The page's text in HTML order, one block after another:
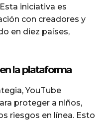
iniciativa es
con creadores y
en diez países,
la plataforma
YouTube
proteger a niños,
riesgos en línea. Esto